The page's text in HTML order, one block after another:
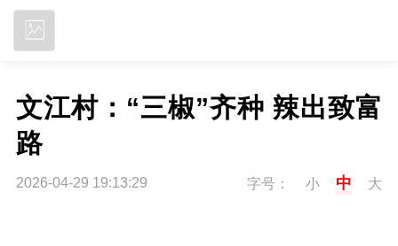
文江村：“三椒”齐种 辣出致富
路
2026-04-29 19:13:29 字号： 小 中 大